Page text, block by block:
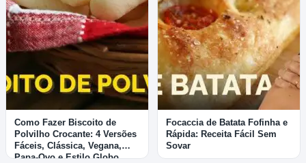
Como Fazer Biscoito de
Polvilho Crocante: 4 Versões
Fáceis, Clássica, Vegana,
Papa-Ovo e Estilo Globo
Focaccia de Batata Fofinha e
Rápida: Receita Fácil Sem
Sovar